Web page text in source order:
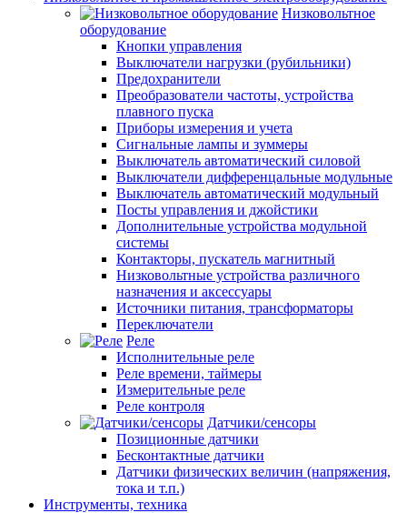
Низковольтное
оборудование
Кнопки управления
Выключатели нагрузки (рубильники)
Предохранители
Преобразователи частоты, устройства
плавного пуска
Приборы измерения и учета
Сигнальные лампы и зуммеры
Выключатель автоматический силовой
Выключатели дифференцальные модульные
Выключатель автоматический модульный
Посты управления и джойстики
Дополнительные устройства модульной
системы
Контакторы, пускатель магнитный
Низковольтные устройства различного
назначения и аксессуары
Источники питания, трансформаторы
Переключатели
Реле
Исполнительные реле
Реле времени, таймеры
Измерительные реле
Реле контроля
Датчики/сенсоры
Позиционные датчики
Бесконтактные датчики
Датчики физических величин (напряжения,
тока и т.п.)
Инструменты, техника